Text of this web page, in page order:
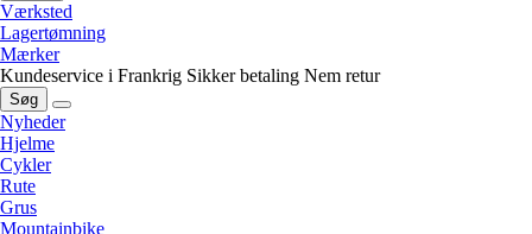
Værksted
Lagertømning
Mærker
Kundeservice i Frankrig Sikker betaling Nem retur
Søg
Nyheder
Hjelme
Cykler
Rute
Grus
Mountainbike